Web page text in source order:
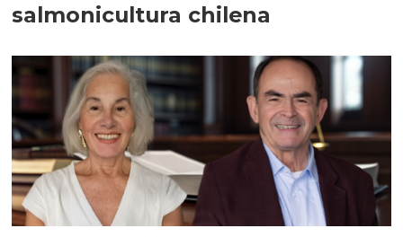
salmonicultura chilena